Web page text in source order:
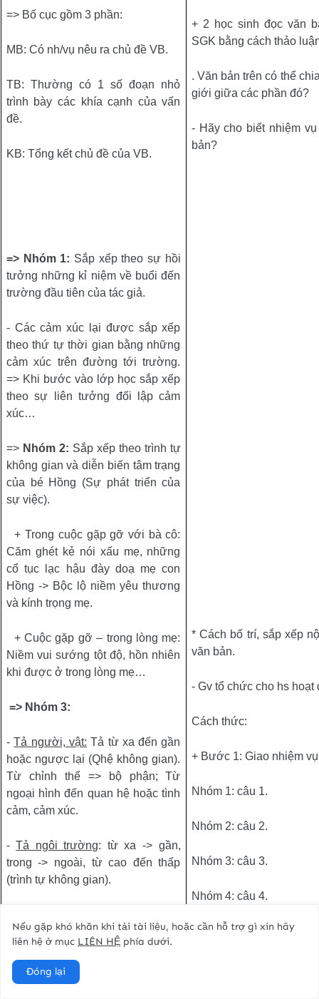
=> Bố cục gồm 3 phần:
MB: Có nh/vụ nêu ra chủ đề VB.
TB: Thường có 1 số đoạn nhỏ
trình bày các khía cạnh của vấn
đề.
KB: Tổng kết chủ đề của VB.
=> Nhóm 1: Sắp xếp theo sự hồi
tưởng những kỉ niệm về buổi đến
trường đầu tiên của tác giả.
- Các cảm xúc lại được sắp xếp
theo thứ tự thời gian bằng những
cảm xúc trên đường tới trường.
=> Khi bước vào lớp học sắp xếp
theo sự liên tưởng đối lập cảm
xúc…
=> Nhóm 2: Sắp xếp theo trình tự
không gian và diễn biến tâm trạng
của bé Hồng (Sự phát triển của
sự việc).
+ Trong cuộc gặp gỡ với bà cô:
Căm ghét kẻ nói xấu mẹ, những
cổ tục lạc hậu đày doạ mẹ con
Hồng -> Bộc lộ niềm yêu thương
và kính trọng mẹ.
+ Cuộc gặp gỡ – trong lòng mẹ:
Niềm vui sướng tột độ, hồn nhiên
khi được ở trong lòng mẹ…
=> Nhóm 3:
-Tả người, vật: Tả từ xa đến gần
hoặc ngược lại (Qhệ không gian).
Từ chỉnh thể => bộ phận; Từ
ngoại hình đến quan hệ hoặc tình
cảm, cảm xúc.
-Tả ngôi trường: từ xa -> gần,
trong -> ngoài, từ cao đến thấp
(trình tự không gian).
kiến đánh giá về thầy Chu Văn
An.
- Chu Văn An là người tài cao.
+ 2 học sinh đọc văn
SGK bằng cách thảo
. Văn bản trên có thể
giới giữa các phần đó?
- Hãy cho biết nhiệm
bản?
*Cách bố trí, sắp xếp
văn bản.
- Gv tổ chức cho hs hoạt
Cách thức:
+ Bước 1: Giao nhiệm vụ
Nhóm 1: câu 1.
Nhóm 2: câu 2.
Nhóm 3: câu 3.
Nhóm 4: câu 4.
- Học sinh hoạt động
Nếu gặp khó khăn khi tải tài liệu, hoặc cần hỗ trợ gì xin hãy
liên hệ ở mục LIÊN HỆ phía dưới.
Đóng lại